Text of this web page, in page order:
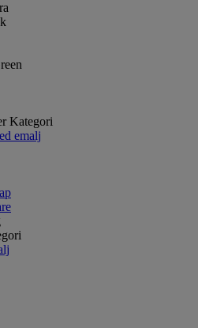
Kategori
emalj